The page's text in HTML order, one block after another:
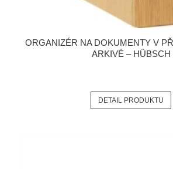
ORGANIZÉR NA DOKUMENTY V
ARKIVÉ – HÜBSCH
DETAIL PRODUKTU